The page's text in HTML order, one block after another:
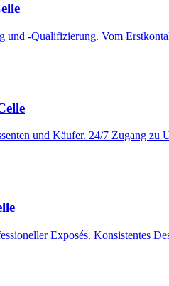
und -Qualifizierung. Vom
und Käufer. 24/7 Zugang zu
Exposés. Konsistentes